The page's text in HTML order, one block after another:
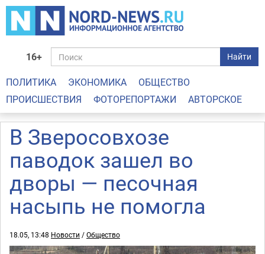
16+ Найти
ПОЛИТИКА ЭКОНОМИКА
ОБЩЕСТВО
ПРОИСШЕСТВИЯ
ФОТОРЕПОРТАЖИ АВТОРСКОЕ
В Зверосовхозе
паводок зашел во
дворы — песочная
насыпь не помогла
18.05, 13:48 Новости /Общество